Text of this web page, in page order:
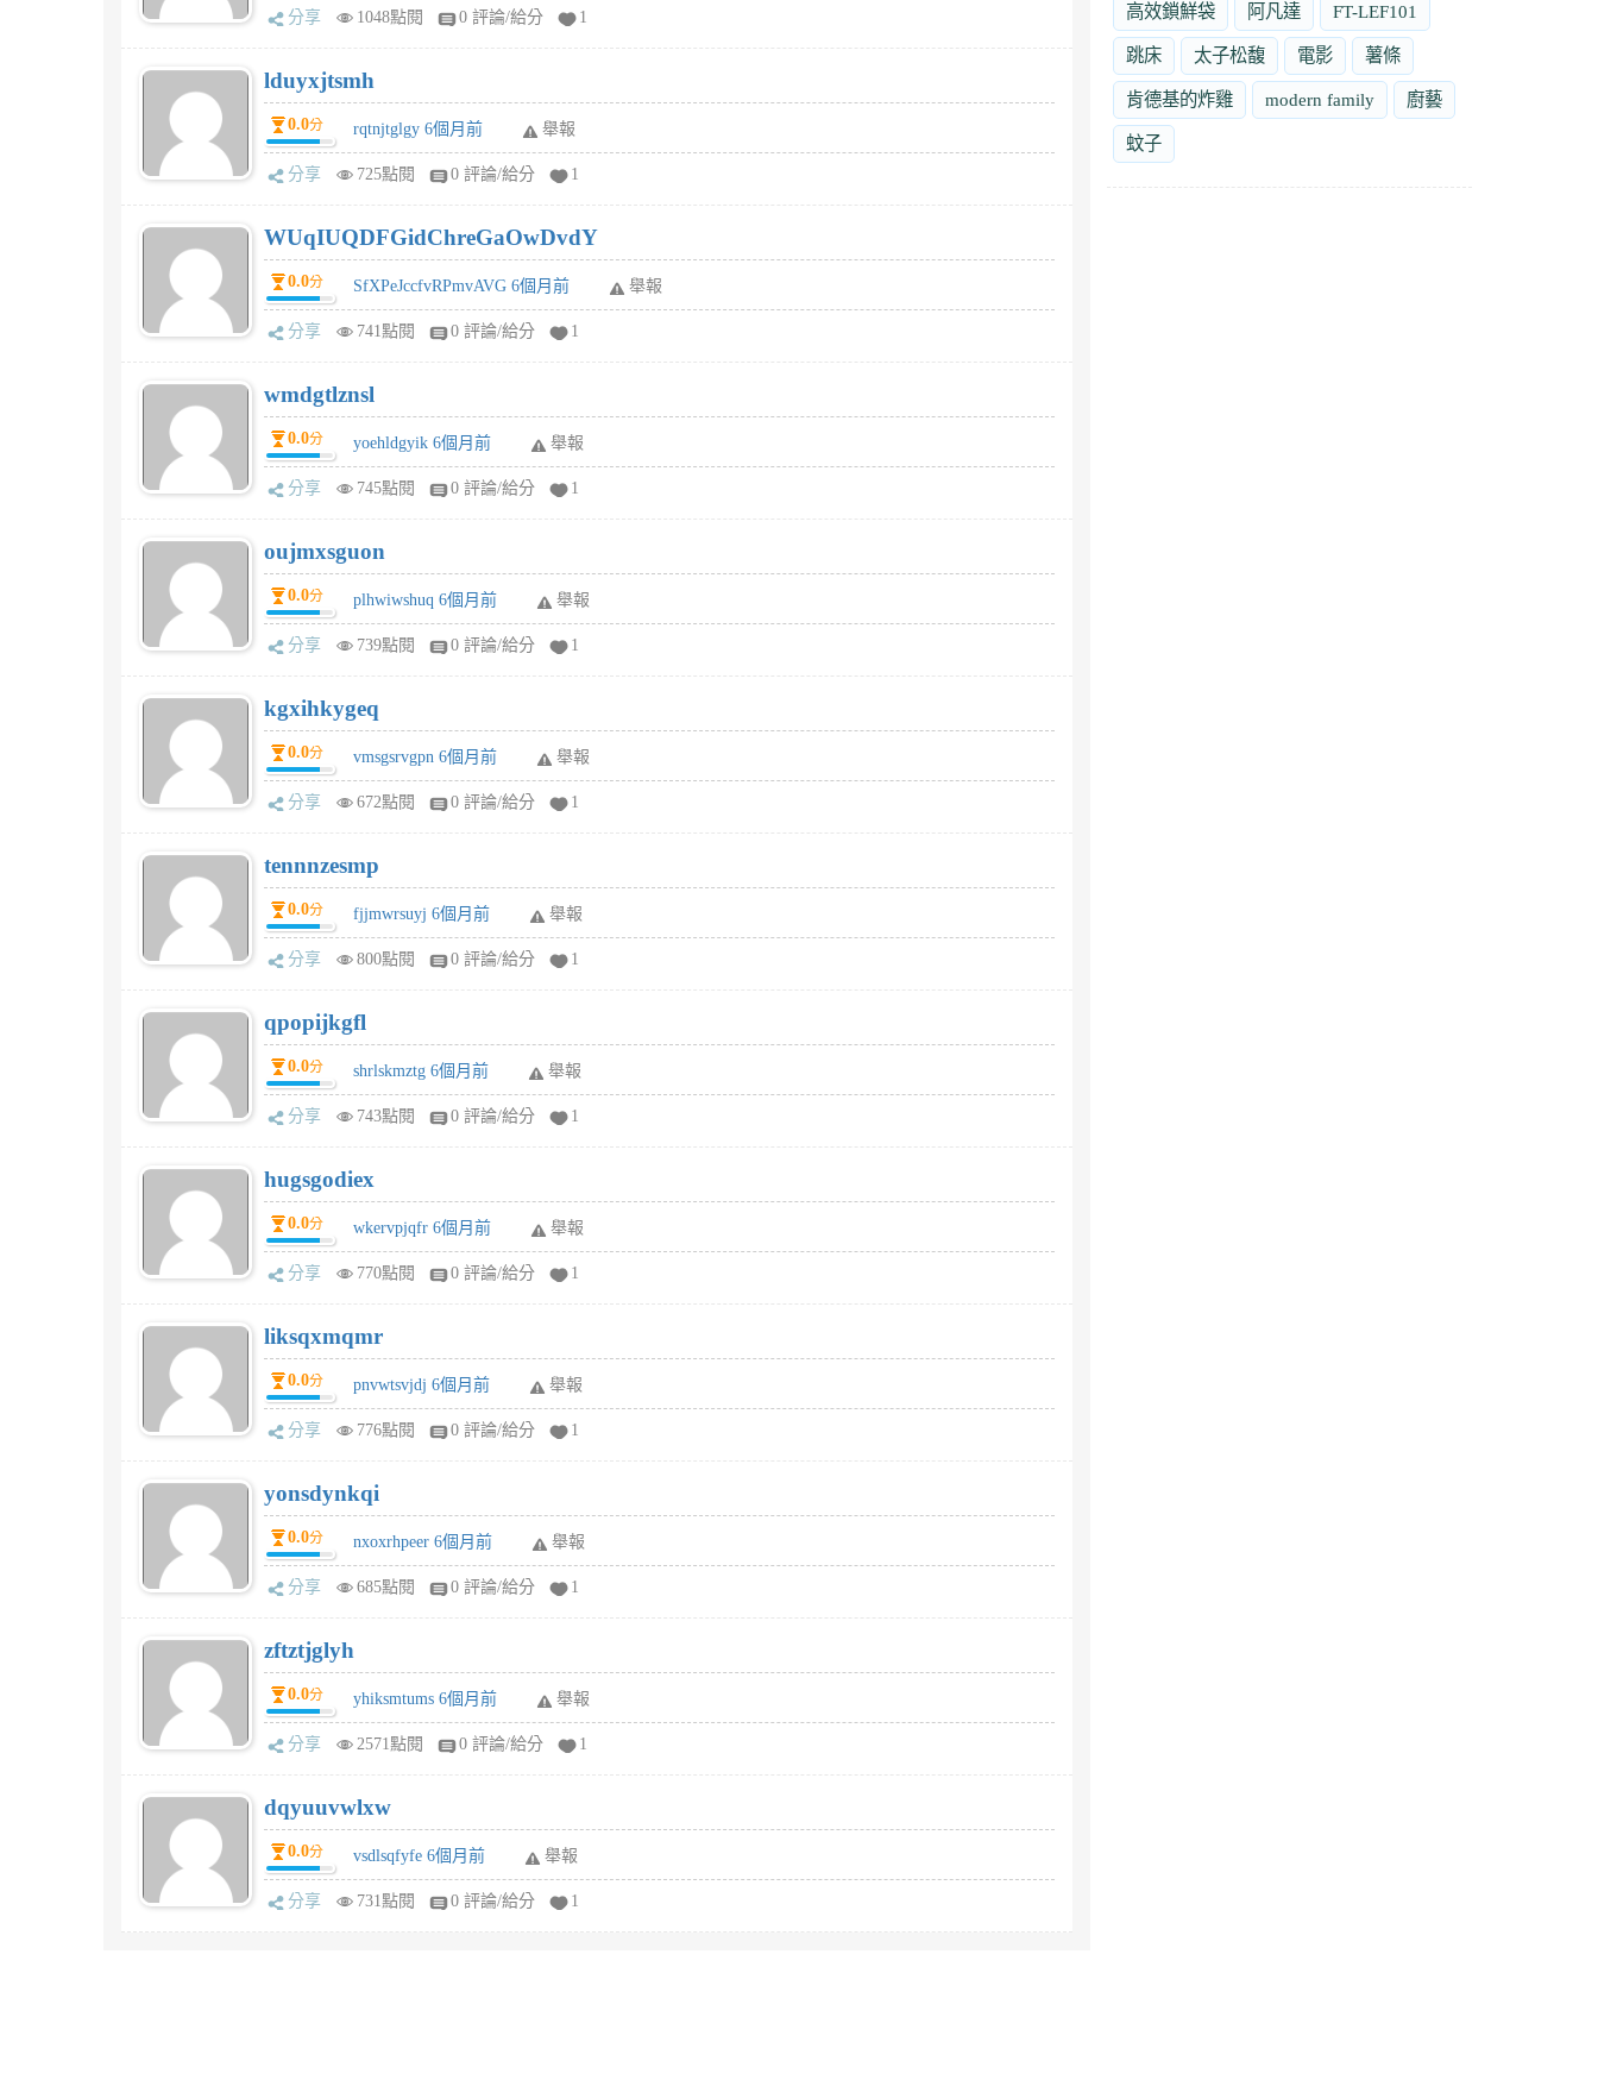
分享 1048點閱 0 評論/給分 1
lduyxjtsmh
0.0分 rqtnjtglgy 6個月前 舉報
分享 725點閱 0 評論/給分 1
WUqIUQDFGidChreGaOwDvdY
0.0分 SfXPeJccfvRPmvAVG 6個月前 舉報
分享 741點閱 0 評論/給分 1
wmdgtlznsl
0.0分 yoehldgyik 6個月前 舉報
分享 745點閱 0 評論/給分 1
oujmxsguon
0.0分 plhwiwshuq 6個月前 舉報
分享 739點閱 0 評論/給分 1
kgxihkygeq
0.0分 vmsgsrvgpn 6個月前 舉報
分享 672點閱 0 評論/給分 1
tennnzesmp
0.0分 fjjmwrsuyj 6個月前 舉報
分享 800點閱 0 評論/給分 1
qpopijkgfl
0.0分 shrlskmztg 6個月前 舉報
分享 743點閱 0 評論/給分 1
hugsgodiex
0.0分 wkervpjqfr 6個月前 舉報
分享 770點閱 0 評論/給分 1
liksqxmqmr
0.0分 pnvwtsvjdj 6個月前 舉報
分享 776點閱 0 評論/給分 1
yonsdynkqi
0.0分 nxoxrhpeer 6個月前 舉報
分享 685點閱 0 評論/給分 1
zftztjglyh
0.0分 yhiksmtums 6個月前 舉報
分享 2571點閱 0 評論/給分 1
dqyuuvwlxw
0.0分 vsdlsqfyfe 6個月前 舉報
分享 731點閱 0 評論/給分 1
高效鎖鮮袋 阿凡達 FT-LEF101
跳床 太子松馥 電影 薯條
肯德基的炸雞 modern family 廚藝
蚊子